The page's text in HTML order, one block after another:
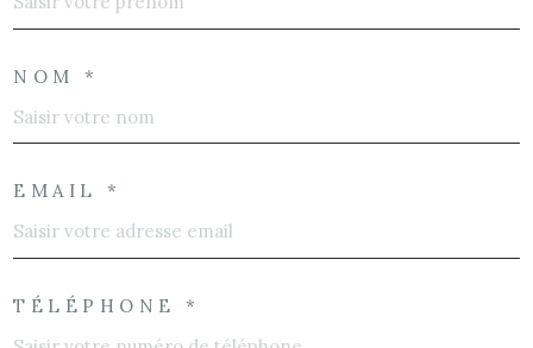
NOM *
EMAIL *
TÉLÉPHONE *